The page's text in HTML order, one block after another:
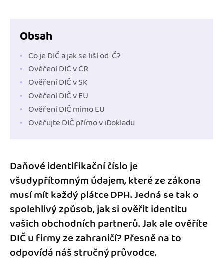
Obsah
Co je DIČ a jak se liší od IČ?
Ověření DIČ v ČR
Ověření DIČ v SK
Ověření DIČ v EU
Ověření DIČ mimo EU
Ověřujte DIČ přímo v iDokladu
Daňové identifikační číslo je
všudypřítomným údajem, které ze zákona
musí mít každý plátce DPH. Jedná se tak o
spolehlivý způsob, jak si ověřit identitu
vašich obchodních partnerů. Jak ale ověříte
DIČ u firmy ze zahraničí? Přesně na to
odpovídá náš stručný průvodce.